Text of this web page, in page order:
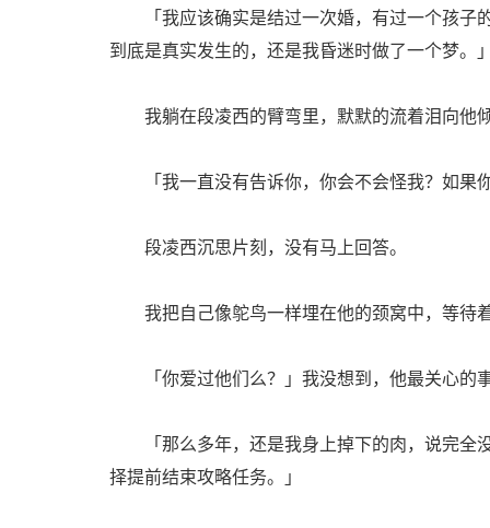
「我应该确实是结过一次婚，有过一个孩子
到底是真实发生的，还是我昏迷时做了一个梦。
我躺在段凌西的臂弯里，默默的流着泪向他
「我一直没有告诉你，你会不会怪我？如果
段凌西沉思片刻，没有马上回答。
我把自己像鸵鸟一样埋在他的颈窝中，等待
「你爱过他们么？」我没想到，他最关心的
「那么多年，还是我身上掉下的肉，说完全
择提前结束攻略任务。」